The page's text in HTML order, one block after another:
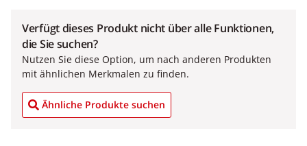
Verfügt dieses Produkt nicht über alle Funktionen,
die Sie suchen?
Nutzen Sie diese Option, um nach anderen Produkten
mit ähnlichen Merkmalen zu finden.
Ähnliche Produkte suchen